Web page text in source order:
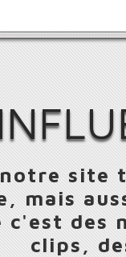
site
mais
c'est des
clips,